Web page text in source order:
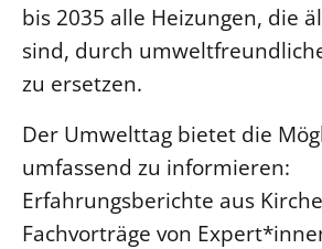
bis 2035 alle Heizungen, die
sind, durch
zu ersetzen.
Der Umwelttag bietet die
umfassend zu informieren:
Erfahrungsberichte aus
Fachvorträge von